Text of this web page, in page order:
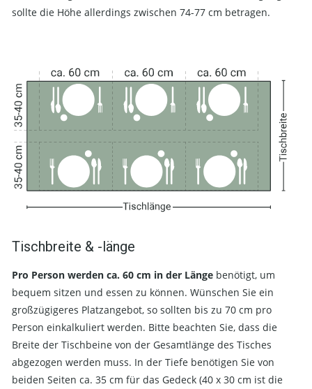
sollte die Höhe allerdings zwischen 74-77 cm betragen.
Tischbreite & -länge
Pro Person werden ca. 60 cm in der Länge benötigt, um
bequem sitzen und essen zu können. Wünschen Sie ein
großzügigeres Platzangebot, so sollten bis zu 70 cm pro
Person einkalkuliert werden. Bitte beachten Sie, dass die
Breite der Tischbeine von der Gesamtlänge des Tisches
abgezogen werden muss. In der Tiefe benötigen Sie von
beiden Seiten ca. 35 cm für das Gedeck (40 x 30 cm ist die